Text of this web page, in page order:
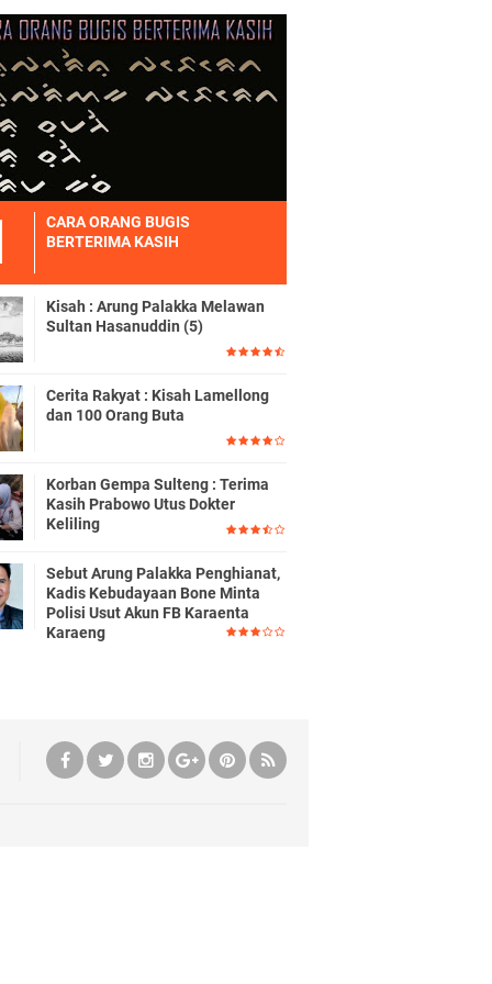
CARA ORANG BUGIS
BERTERIMA KASIH
Kisah : Arung Palakka Melawan
Sultan Hasanuddin (5)
Cerita Rakyat : Kisah Lamellong
dan 100 Orang Buta
Korban Gempa Sulteng : Terima
Kasih Prabowo Utus Dokter
Keliling
Sebut Arung Palakka Penghianat,
Kadis Kebudayaan Bone Minta
Polisi Usut Akun FB Karaenta
Karaeng